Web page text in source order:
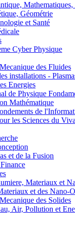
Mathematiques,
Géométrie
et Santé
Cyber Physique
des Fluides
-
Energies
de Physique
Mathématique
de
les Sciences du
et de la Fusion
Materiaux et
et des Nano-
des Solides
Air, Pollution et